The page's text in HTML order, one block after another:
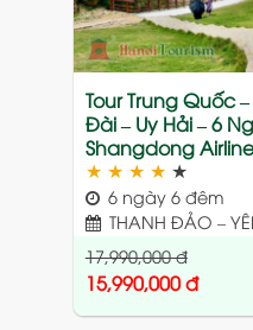
Tour Trung Quốc
Đài – Uy Hải – 6
Shangdong
★ ★ ★ ★ ★
6 ngày 6 đêm
THANH ĐẢO –
17,990,000đ
15,990,000đ